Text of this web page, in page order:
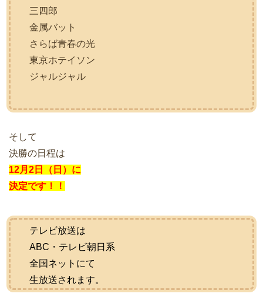
三四郎
金属バット
さらば青春の光
東京ホテイソン
ジャルジャル
そして
決勝の日程は
12月2日（日）に
決定です！！
テレビ放送は
ABC・テレビ朝日系
全国ネットにて
生放送されます。